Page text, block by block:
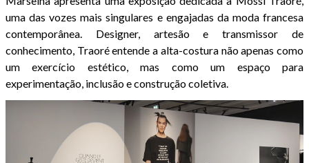
uma das vozes mais singulares e engajadas da moda francesa
contemporânea. Designer, artesão e transmissor de
conhecimento, Traoré entende a alta-costura não apenas como
um exercício estético, mas como um espaço para
experimentação, inclusão e construção coletiva.